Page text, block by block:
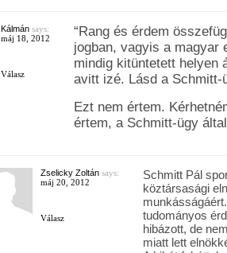
Kálmánsays:
máj 18, 2012
Válasz
“Rang és érdem
jogban, vagyis a magyar
mindig kitüntetett helyen
avitt izé. Lásd a Schmitt-
Ezt nem értem.
értem, a Schmitt-ügy
Zselicky Zoltánsays:
máj 20, 2012
Válasz
Schmitt Pál
köztársasági
tudományos
hibázott, de
miatt lett